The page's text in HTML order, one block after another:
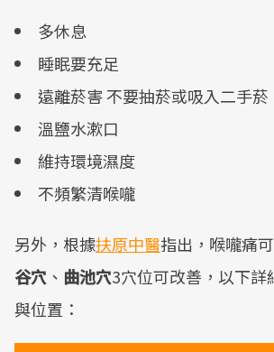
多休息
睡眠要充足
遠離菸害 不要抽菸或吸入二手菸
溫鹽水漱口
維持環境濕度
不頻繁清喉嚨
另外，根據扶原中醫指出，喉嚨痛
谷穴 、 曲池穴3穴位可改善，以下詳
與位置：